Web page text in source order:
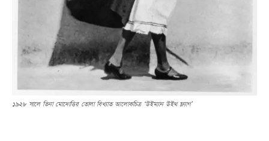
১৯২৮ সালে তিনা মোদোত্তির তোলা বিখ্যাত আলোকচিত্র ‘উইম্যান উইথ ফ্ল্যাগ’